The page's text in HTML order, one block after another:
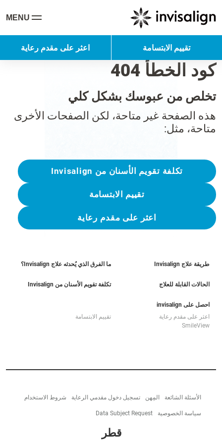
MENU
تقييم الابتسامة اعثر على مقدم رعاية
كود الخطأ 404
تخلص من عبوسك بشكل كلي
هذه الصفحة غير متاحة، لكن الصفحات الأخرى
متاحة، مثل:
تكلفة تقويم الأسنان من Invisalign
تقييم الابتسامة
اعثر على مقدم رعاية
طريقة علاج Invisalign ما الفرق الذي يُحدثه علاج Invisalign؟
الحالات القابلة للعلاج تكلفة تقويم الأسنان من Invisalign
احصل على invisalign
اعثر على مقدم رعاية
تقييم الابتسامة
SmileView
الأسئلة الشائعة المِهن تسجيل دخول مقدمي الرعاية شروط الاستخدام
سياسة الخصوصية Data Subject Request
قطر‎